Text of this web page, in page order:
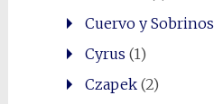
Cuervo y Sobrinos
Cyrus (1)
Czapek(2)